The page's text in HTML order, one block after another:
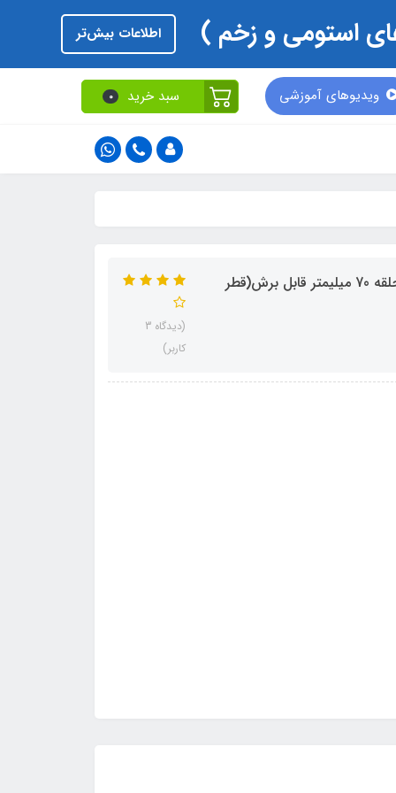
اطلاعات بیش‌تر
ویدیوهای آموزشی سبد خرید 0
چسب پایه مسطح با چسب حصیری OxMed-Zensiv سایز حلقه 70 میلیمتر قابل برش(قطر
(دیدگاه 3
کاربر)